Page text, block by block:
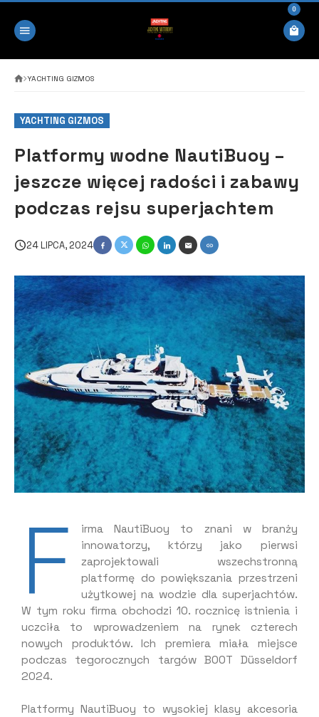
0
YACHTING GIZMOS
YACHTING GIZMOS
Platformy wodne NautiBuoy –
jeszcze więcej radości i zabawy
podczas rejsu superjachtem
24 LIPCA, 2024
F
irma NautiBuoy to znani w branży
innowatorzy, którzy jako pierwsi
zaprojektowali wszechstronną
platformę do powiększania przestrzeni
użytkowej na wodzie dla superjachtów.
W tym roku firma obchodzi 10. rocznicę istnienia i
uczciła to wprowadzeniem na rynek czterech
nowych produktów. Ich premiera miała miejsce
podczas tegorocznych targów BOOT Düsseldorf
2024.
Platformy NautiBuoy to wysokiej klasy akcesoria